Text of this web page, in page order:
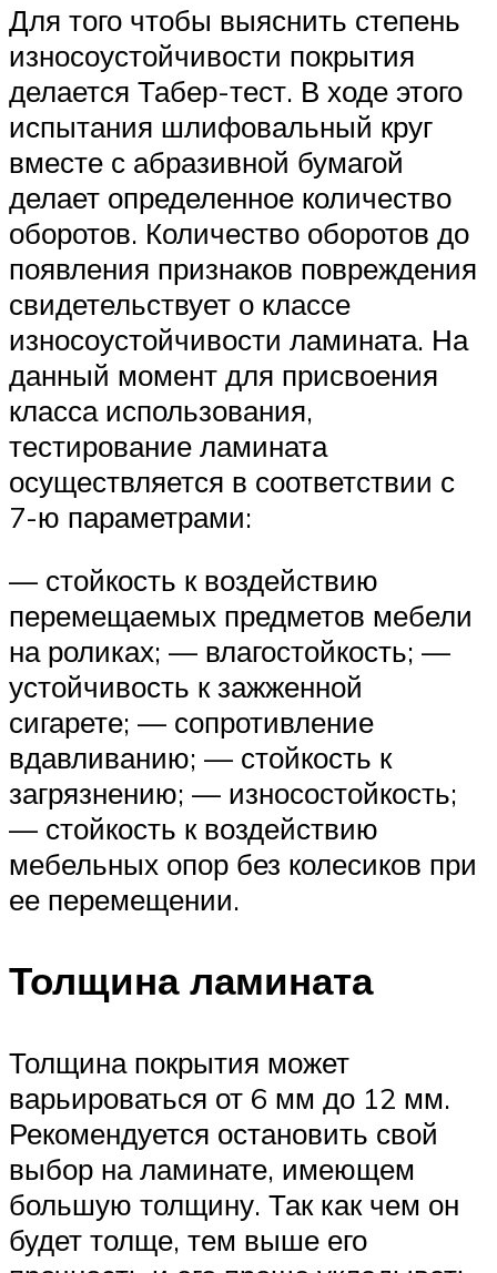
Для того чтобы выяснить степень
износоустойчивости покрытия
делается Табер-тест. В ходе этого
испытания шлифовальный круг
вместе с абразивной бумагой
делает определенное количество
оборотов. Количество оборотов до
появления признаков повреждения
свидетельствует о классе
износоустойчивости ламината. На
данный момент для присвоения
класса использования,
тестирование ламината
осуществляется в соответствии с
7-ю параметрами:
— стойкость к воздействию
перемещаемых предметов мебели
на роликах; — влагостойкость; —
устойчивость к зажженной
сигарете; — сопротивление
вдавливанию; — стойкость к
загрязнению; — износостойкость;
— стойкость к воздействию
мебельных опор без колесиков при
ее перемещении.
Толщина ламината
Толщина покрытия может
варьироваться от 6 мм до 12 мм.
Рекомендуется остановить свой
выбор на ламинате, имеющем
большую толщину. Так как чем он
будет толще, тем выше его